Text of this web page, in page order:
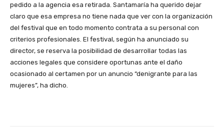
pedido a la agencia esa retirada. Santamaría ha querido dejar
claro que esa empresa no tiene nada que ver con la organización
del festival que en todo momento contrata a su personal con
criterios profesionales. El festival, según ha anunciado su
director, se reserva la posibilidad de desarrollar todas las
acciones legales que considere oportunas ante el daño
ocasionado al certamen por un anuncio “denigrante para las
mujeres”, ha dicho.